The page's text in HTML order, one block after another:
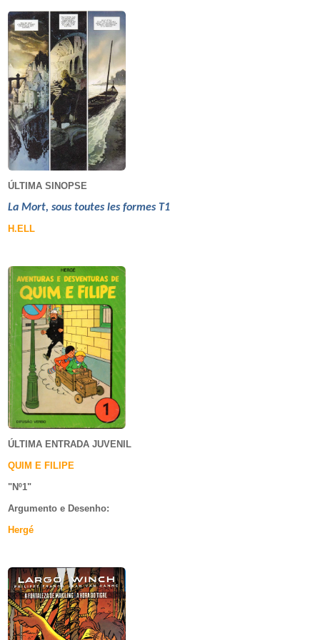
ÚLTIMA SINOPSE
La Mort, sous toutes les formes T1
H.ELL
ÚLTIMA ENTRADA JUVENIL
QUIM E FILIPE
"Nº1"
Argumento e Desenho:
Hergé